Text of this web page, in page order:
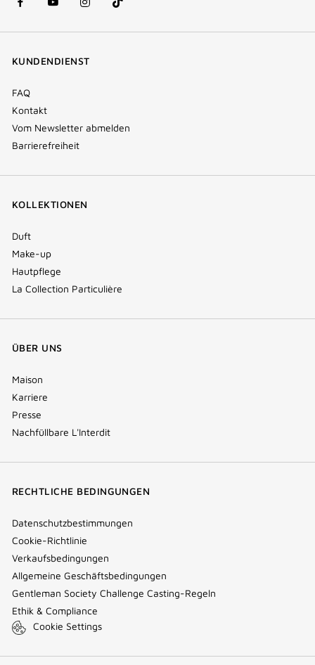
facebook
(new
youtube
(new
instagram
(new
Tik
Tok
KUNDENDIENST
FAQ
Kontakt
Vom Newsletter abmelden
Barrierefreiheit
KOLLEKTIONEN
Duft
Make-up
Hautpflege
La Collection Particulière
ÜBER UNS
Maison
Karriere
Presse
Nachfüllbare L'Interdit
RECHTLICHE BEDINGUNGEN
Datenschutzbestimmungen
Cookie-Richtlinie
Verkaufsbedingungen
Allgemeine Geschäftsbedingungen
Gentleman Society Challenge Casting-Regeln
Ethik & Compliance
Cookie Settings